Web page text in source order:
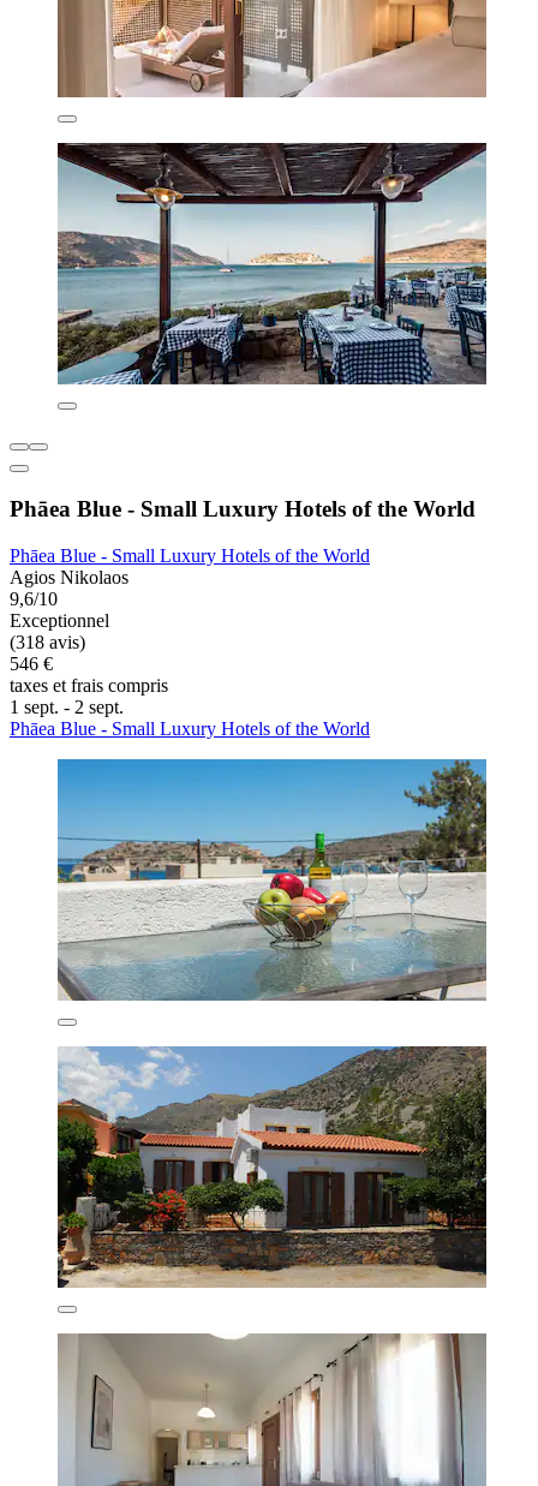
Phāea Blue - Small Luxury Hotels of the World
Phāea Blue - Small Luxury Hotels of the World
Agios Nikolaos
9,6/10
Exceptionnel
(318 avis)
546 €
taxes et frais compris
1 sept. - 2 sept.
Phāea Blue - Small Luxury Hotels of the World